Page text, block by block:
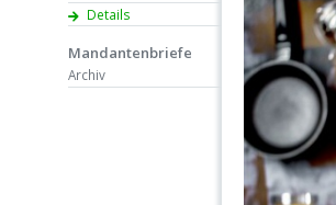
Details
Mandantenbriefe
Archiv